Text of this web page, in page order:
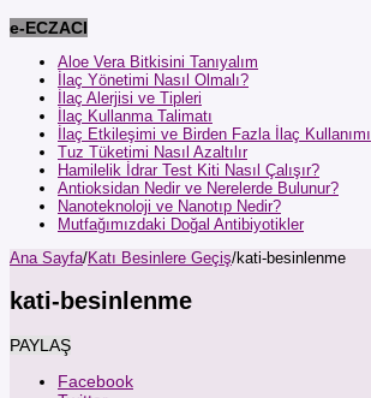
e-ECZACI
Aloe Vera Bitkisini Tanıyalım
İlaç Yönetimi Nasıl Olmalı?
İlaç Alerjisi ve Tipleri
İlaç Kullanma Talimatı
İlaç Etkileşimi ve Birden Fazla İlaç Kullanımı
Tuz Tüketimi Nasıl Azaltılır
Hamilelik İdrar Test Kiti Nasıl Çalışır?
Antioksidan Nedir ve Nerelerde Bulunur?
Nanoteknoloji ve Nanotıp Nedir?
Mutfağımızdaki Doğal Antibiyotikler
Ana Sayfa/Katı Besinlere Geçiş/kati-besinlenme
kati-besinlenme
PAYLAŞ
Facebook